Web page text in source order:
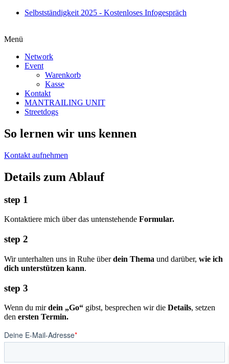
Zum
Selbstständigkeit 2025 - Kostenloses Infogespräch
Menü
Network
Event
Warenkorb
Kasse
Kontakt
MANTRAILING UNIT
Streetdogs
So lernen wir uns kennen
Kontakt aufnehmen
Details zum Ablauf
step 1
Kontaktiere mich über das untenstehende Formular.
step 2
Wir unterhalten uns in Ruhe überdein Thema und darüber, wie ich
dich unterstützen kann.
step 3
Wenn du mirdein „Go“ gibst, besprechen wir die Details, setzen
den ersten Termin.